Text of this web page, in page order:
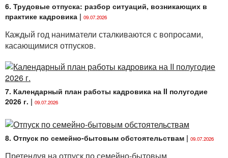
постановлениеПленума Верховного Суда
Республики Беларусь от 28.06.2012 № 4 «О
практике применения судами законодательства
о трудовой дисциплине и дисциплинарной
ответственности работников» (далее —
Постановление № 4);
Положение
о порядке обеспечения пособиями
по временной нетрудоспособности и по
беременности и родам,
утвержденное
постановлением
Министров Республики Беларусь от 28.06.2013
№ 569 (далее — Положение о порядке
обеспечения пособиями);
6. Трудовые отпуска: разбор ситуаций, возникающих в
практике кадровика | 09.07.2026
Каждый год наниматели сталкиваются с вопросами,
касающимися отпусков.
7. Календарный план работы кадровика на II полугодие
2026 г. | 09.07.2026
8. Отпуск по семейно-бытовым обстоятельствам | 09.07.2026